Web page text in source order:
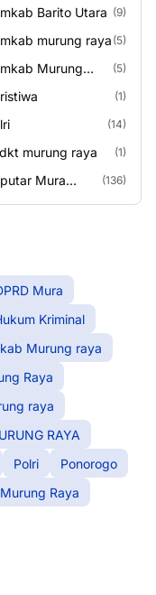
Barito Utara (9)
murung raya (5)
Murung
(5)
(1)
(14)
murung raya (1)
Mura
(136)
Mura
Kriminal
Murung raya
Raya
raya
RAYA
Polri
Ponorogo
Raya